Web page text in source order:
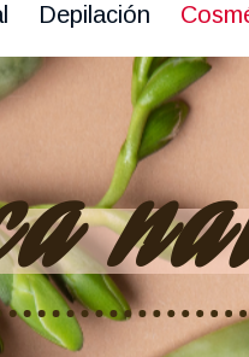
Depilación